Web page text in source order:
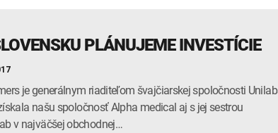
Žiadanky a tlačivá Výsledky vyšetrení Kortizol
PLÁNUJEME INVESTÍCIE
je generálnym riaditeľom švajčiarskej spoločnosti
našu spoločnosť Alpha medical aj s jej sestrou
v najväčšej obchodnej…